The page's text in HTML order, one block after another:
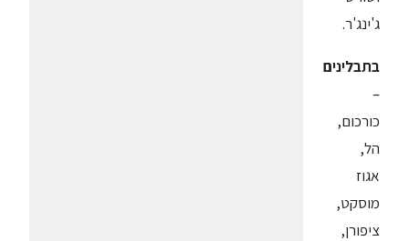
ג'ינג'ר.
בתבלינים
–
כורכום,
הל,
אגוז
מוסקט,
ציפורן,